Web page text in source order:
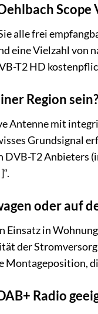
Scope
alle frei
eine Vielzahl von
T2 HD
Region sein?
Antenne mit
Grundsignal
DVB-T2 Anbieters
oder auf
in
der
Montageposition,
Radio